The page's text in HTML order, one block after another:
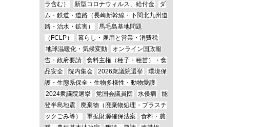
ラ含む）
新型コロナウィルス、給付金
ダ
ム・鉄道・道路（長崎新幹線・下関北九州道
路・治水・鉱害）
馬毛島基地問題
（FCLP）
暮らし・雇用と営業・消費税
地球温暖化・気候変動
オンライン国政報
告・政府要請
食料主権（種子・種苗）・食
品安全
院内集会 2026衆議院選挙
環境保
護・生態系保全・生物多様性・動物愛護
2024衆議院選挙
党国会議員団 水俣病
能
登半島地震
廃棄物（廃棄物処理・プラスチ
ックごみ等）
軍拡財源確保法案
食料・農